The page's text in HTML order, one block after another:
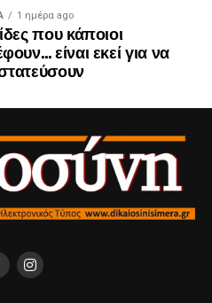
ΣΥΜΒΟΥΛΟΣ
ΣΥΜΒΟΥΛΟΣ
ΚΟΙΝΟΤΙΚΟΣ ΣΥΜΒΟΥΛΟΣ
ΣΥΜΒΟΥΛΟΣ
ΣΥΜΒΟΥΛΟΣ
1 ημέρα ago
που κάποιοι
είναι εκεί για να